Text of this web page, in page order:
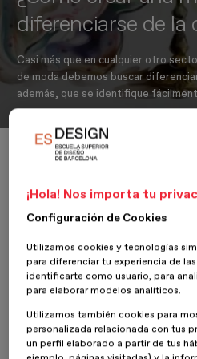
diferenciarse de la
Casi más que en cualquier otro
de moda debemos buscar
además, que se identifique
Actualidad
Si te apasiona este mundo o ya
ropa y estás pensando en lanzar tu
¡Hola! Nos importa tu
Configuración de Cookies
Utilizamos cookies y tecnologías
para diferenciar tu experiencia de
identificarte como usuario, para
para elaborar modelos analíticos.
Utilizamos también cookies para
personalizada relacionada con tus
un perfil elaborado a partir de tus